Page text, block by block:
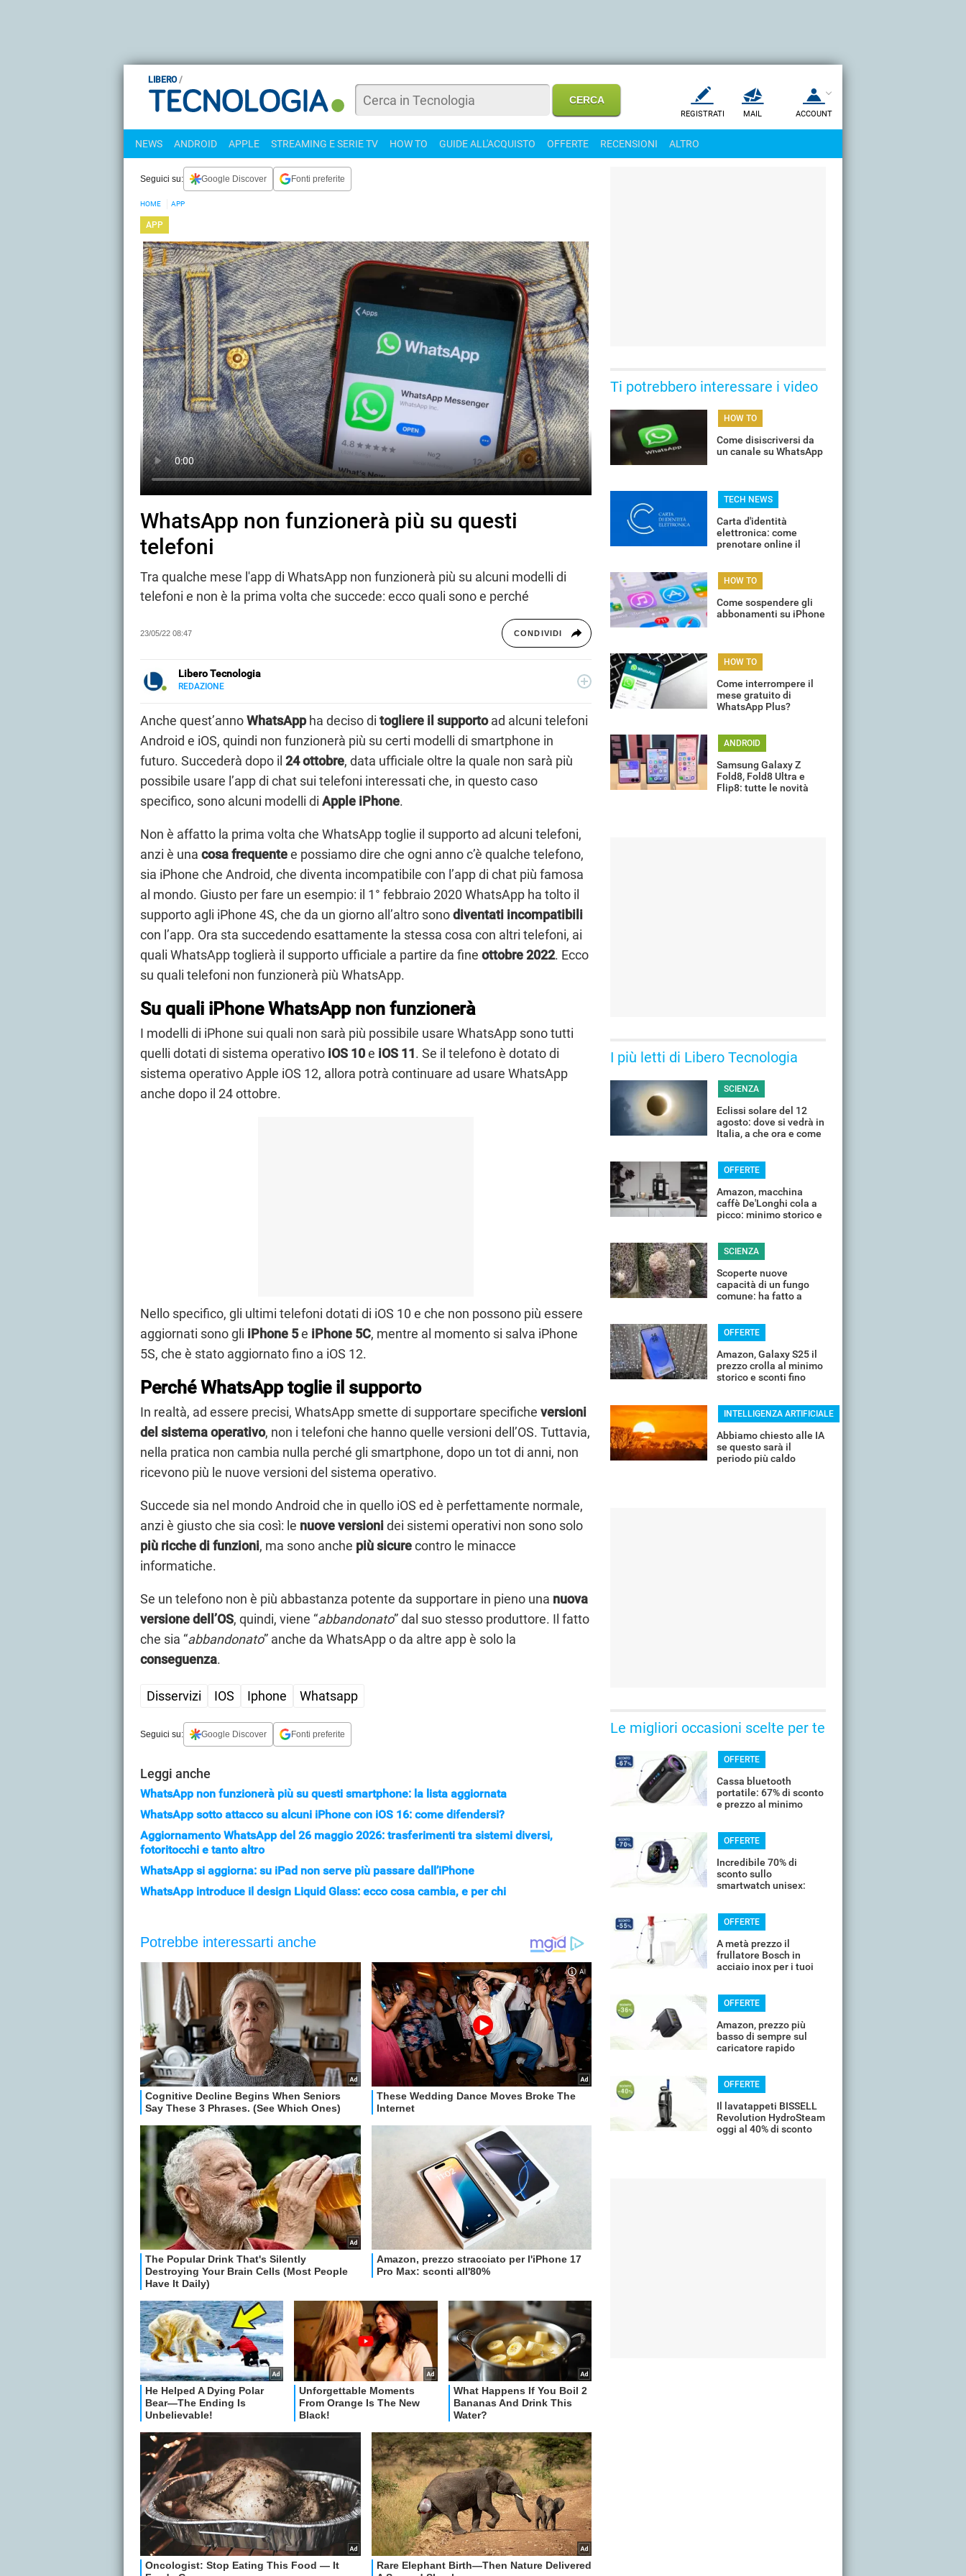
LIBERO
REGISTRATI MAIL ACCOUNT
NEWS ANDROID APPLE STREAMING E SERIE TV HOW TO GUIDE ALL'ACQUISTO OFFERTE RECENSIONI ALTRO
Seguici su: Google Discover Fonti preferite
HOME APP
APP
WhatsApp non funzionerà più su questi
telefoni
Tra qualche mese l'app di WhatsApp non funzionerà più su alcuni modelli di
telefoni e non è la prima volta che succede: ecco quali sono e perché
23/05/22 08:47 CONDIVIDI
Libero Tecnologia
REDAZIONE
approfondimenti, guide e tutorial, per un pubblico di principianti e di esperti, di utenti privati, di
PMI e professionisti. Qui trovate i nostri articoli sul mondo Android e Apple, app e social,
audio e video, smartphone e wearable, domotica e gadget.
Anche quest’annoWhatsAppha deciso di togliere il supportoad alcuni telefoni
Android e iOS, quindi non funzionerà più su certi modelli di smartphone in
futuro. Succederà dopo il 24 ottobre, data ufficiale oltre la quale non sarà più
possibile usare l’app di chat sui telefoni interessati che, in questo caso
specifico, sono alcuni modelli di Apple iPhone.
Non è affatto la prima volta che WhatsApp toglie il supporto ad alcuni telefoni,
anzi è una cosa frequentee possiamo dire che ogni anno c’è qualche telefono,
sia iPhone che Android, che diventa incompatibile con l’app di chat più famosa
al mondo. Giusto per fare un esempio: il 1° febbraio 2020 WhatsApp ha tolto il
supporto agli iPhone 4S, che da un giorno all’altro sonodiventati incompatibili
con l’app. Ora sta succedendo esattamente la stessa cosa con altri telefoni, ai
quali WhatsApp toglierà il supporto ufficiale a partire da fine ottobre 2022. Ecco
su quali telefoni non funzionerà più WhatsApp.
Su quali iPhone WhatsApp non funzionerà
I modelli di iPhone sui quali non sarà più possibile usare WhatsApp sono tutti
quelli dotati di sistema operativo iOS 10e iOS 11. Se il telefono è dotato di
sistema operativo Apple iOS 12, allora potrà continuare ad usare WhatsApp
anche dopo il 24 ottobre.
Nello specifico, gli ultimi telefoni dotati di iOS 10 e che non possono più essere
aggiornati sono gli iPhone 5e iPhone 5C, mentre al momento si salva iPhone
5S, che è stato aggiornato fino a iOS 12.
Perché WhatsApp toglie il supporto
In realtà, ad essere precisi, WhatsApp smette di supportare specifiche versioni
del sistema operativo, non i telefoni che hanno quelle versioni dell’OS. Tuttavia,
nella pratica non cambia nulla perché gli smartphone, dopo un tot di anni, non
ricevono più le nuove versioni del sistema operativo.
Succede sia nel mondo Android che in quello iOS ed è perfettamente normale,
anzi è giusto che sia così: le nuove versionidei sistemi operativi non sono solo
più ricche di funzioni, ma sono anche più sicurecontro le minacce
informatiche.
Se un telefono non è più abbastanza potente da supportare in pieno una nuova
versione dell’OS, quindi, viene “abbandonato” dal suo stesso produttore. Il fatto
che sia “abbandonato” anche da WhatsApp o da altre app è solo la
conseguenza.
Disservizi IOS Iphone Whatsapp
Seguici su: Google Discover Fonti preferite
Leggi anche
WhatsApp non funzionerà più su questi smartphone: la lista aggiornata
WhatsApp sotto attacco su alcuni iPhone con iOS 16: come difendersi?
Aggiornamento WhatsApp del 26 maggio 2026: trasferimenti tra sistemi diversi,
fotoritocchi e tanto altro
WhatsApp si aggiorna: su iPad non serve più passare dall’iPhone
WhatsApp introduce il design Liquid Glass: ecco cosa cambia, e per chi
Ti potrebbero interessare i video
HOW TO
Come disiscriversi da
un canale su WhatsApp
TECH NEWS
Carta d'identità
elettronica: come
prenotare online il
HOW TO
Come sospendere gli
abbonamenti su iPhone
HOW TO
Come interrompere il
mese gratuito di
WhatsApp Plus?
ANDROID
Samsung Galaxy Z
Fold8, Fold8 Ultra e
Flip8: tutte le novità
I più letti di Libero Tecnologia
SCIENZA
Eclissi solare del 12
agosto: dove si vedrà in
Italia, a che ora e come
OFFERTE
Amazon, macchina
caffè De'Longhi cola a
picco: minimo storico e
SCIENZA
Scoperte nuove
capacità di un fungo
comune: ha fatto a
OFFERTE
Amazon, Galaxy S25 il
prezzo crolla al minimo
storico e sconti fino
INTELLIGENZA ARTIFICIALE
Abbiamo chiesto alle IA
se questo sarà il
periodo più caldo
Le migliori occasioni scelte per te
OFFERTE
Cassa bluetooth
portatile: 67% di sconto
e prezzo al minimo
OFFERTE
Incredibile 70% di
sconto sullo
smartwatch unisex:
OFFERTE
A metà prezzo il
frullatore Bosch in
acciaio inox per i tuoi
OFFERTE
Amazon, prezzo più
basso di sempre sul
caricatore rapido
OFFERTE
Il lavatappeti BISSELL
Revolution HydroSteam
oggi al 40% di sconto